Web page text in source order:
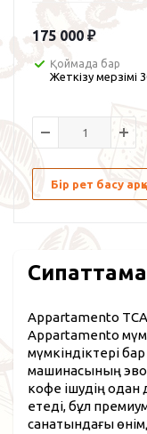
175 000 ₽
Қоймада бар
Жеткізу мерзімі
Бір рет басу
Сипаттама
Appartamento
Appartamento
мүмкіндіктері
машинасының
кофе ішудің одан
етеді, бұл
санатындағы